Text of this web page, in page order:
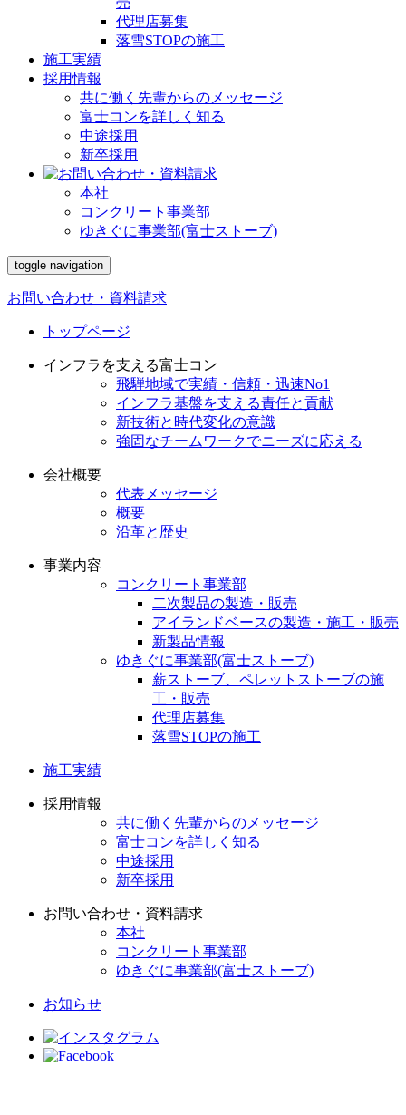
代理店募集
落雪STOPの施工
施工実績
採用情報
共に働く先輩からのメッセージ
富士コンを詳しく知る
中途採用
新卒採用
本社
コンクリート事業部
ゆきぐに事業部(富士ストーブ)
toggle navigation
お問い合わせ・資料請求
トップページ
インフラを支える富士コン
飛騨地域で実績・信頼・迅速No1
インフラ基盤を支える責任と貢献
新技術と時代変化の意識
強固なチームワークでニーズに応える
会社概要
代表メッセージ
概要
沿革と歴史
事業内容
コンクリート事業部
二次製品の製造・販売
アイランドベースの製造・施工・販売
新製品情報
ゆきぐに事業部(富士ストーブ)
薪ストーブ、ペレットストーブの施
工・販売
代理店募集
落雪STOPの施工
施工実績
採用情報
共に働く先輩からのメッセージ
富士コンを詳しく知る
中途採用
新卒採用
お問い合わせ・資料請求
本社
コンクリート事業部
ゆきぐに事業部(富士ストーブ)
お知らせ